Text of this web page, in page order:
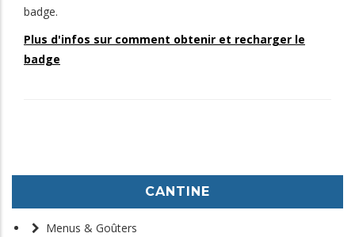
badge.
Plus d'infos sur comment obtenir et recharger le
badge
CANTINE
Menus & Goûters